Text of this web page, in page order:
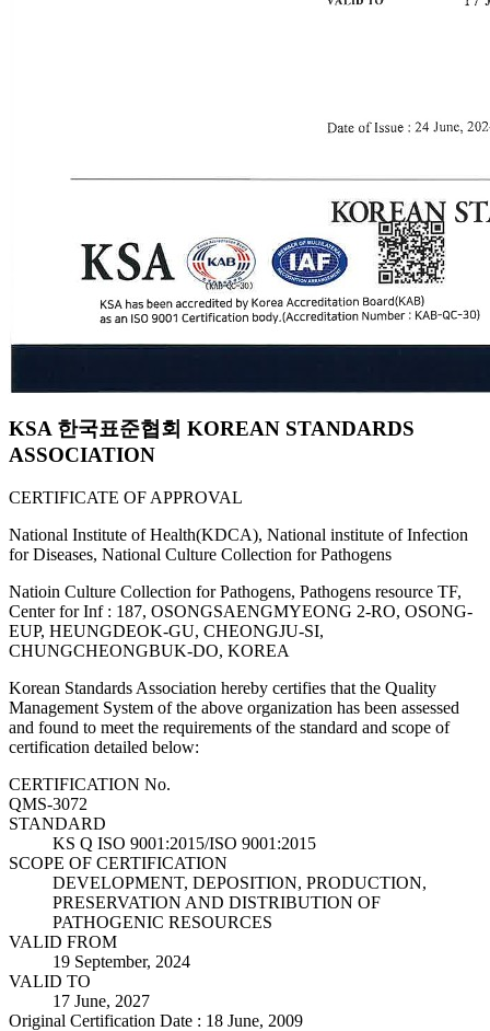
KSA 한국표준협회 KOREAN STANDARDS
ASSOCIATION
CERTIFICATE OF APPROVAL
National Institute of Health(KDCA), National institute of Infection
for Diseases, National Culture Collection for Pathogens
Natioin Culture Collection for Pathogens, Pathogens resource TF,
Center for Inf : 187, OSONGSAENGMYEONG 2-RO, OSONG-
EUP, HEUNGDEOK-GU, CHEONGJU-SI,
CHUNGCHEONGBUK-DO, KOREA
Korean Standards Association hereby certifies that the Quality
Management System of the above organization has been assessed
and found to meet the requirements of the standard and scope of
certification detailed below:
CERTIFICATION No.
QMS-3072
STANDARD
KS Q ISO 9001:2015/ISO 9001:2015
SCOPE OF CERTIFICATION
DEVELOPMENT, DEPOSITION, PRODUCTION,
PRESERVATION AND DISTRIBUTION OF
PATHOGENIC RESOURCES
VALID FROM
19 September, 2024
VALID TO
17 June, 2027
Original Certification Date : 18 June, 2009